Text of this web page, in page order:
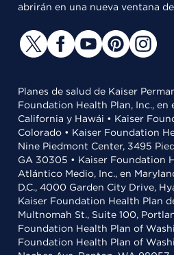
abrirán en una nueva ventana
Planes de salud de Kaiser
Foundation Health Plan, Inc., en
California y Hawái • Kaiser
Colorado • Kaiser Foundation
Nine Piedmont Center, 3495
GA 30305 • Kaiser Foundation
Atlántico Medio, Inc., en
D.C., 4000 Garden City Drive,
Kaiser Foundation Health Plan
Multnomah St., Suite 100,
Foundation Health Plan of
Foundation Health Plan of